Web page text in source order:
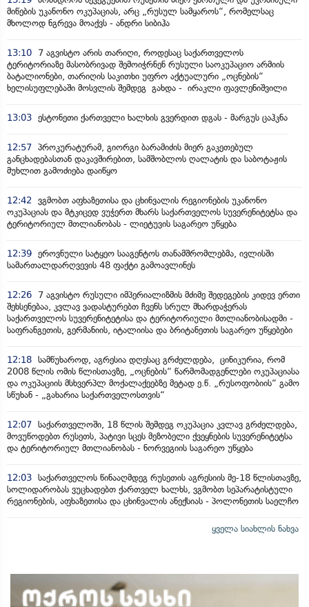
მიწების უკანონო ოკუპაციას, არც „რუსულ სამყაროს“, რომელსაც
მხოლოდ ნგრევა მოაქვს - ანდრი სიბიჰა
13:10
7 აგვისტო არის თარიღი, როდესაც საქართველოს
ტერიტორიაზე მასობრივად შემოიჭრნენ რუსული საოკუპაციო არმიის
ბატალიონები, თარიღის საკითხი უფრო აქტუალური „ოცნების“
ხელისუფლებაში მოსვლის შემდეგ გახდა - ირაკლი ფავლენიშვილი
13:03 ესტონეთი ქართველი ხალხის გვერდით დგას - მარგუს ცაჰკნა
12:57 პროკურატურამ, გიორგი ბარამიძის მიერ გაკეთებულ
განცხადებასთან დაკავშირებით, სამშობლოს ღალატის და საბოტაჟის
მუხლით გამოძიება დაიწყო
12:42
ვგმობთ აფხაზეთისა და ცხინვალის რეგიონების უკანონო
ოკუპაციას და მტკიცედ ვუჭერთ მხარს საქართველოს სუვერენიტეტსა და
ტერიტორიულ მთლიანობას - ლიეტუვის საგარეო უწყება
12:39 ეროვნული სატყეო სააგენტოს თანამშრომლებმა, ივლისში
სამართალდარღვევის 48 ფაქტი გამოავლინეს
12:26
7 აგვისტო რუსული იმპერიალიზმის მძიმე შედეგების კიდევ ერთი
შეხსენებაა, კვლავ ვადასტურებთ ჩვენს სრულ მხარდაჭერას
საქართველოს სუვერენიტეტისა და ტერიტორიული მთლიანობისადმი -
საფრანგეთის, გერმანიის, იტალიისა და ბრიტანეთის საგარეო უწყებები
12:18 სამწუხაროდ, აგრესია დღესაც გრძელდება, ცინიკურია, რომ
2008 წლის ომის წლისთავზე, „ოცნების“ წარმომადგენლები ოკუპაციასა
და ოკუპაციის მსხვერპლ მოქალაქეებზე მეტად ე.წ. „რუსოფობიის“ გამო
სწუხან - „გახარია საქართველოსთვის“
12:07 საქართველოში, 18 წლის შემდეგ ოკუპაცია კვლავ გრძელდება,
მოვუწოდებთ რუსეთს, პატივი სცეს მეზობელი ქვეყნების სუვერენიტეტსა
და ტერიტორიულ მთლიანობას - ნორვეგიის საგარეო უწყება
12:03 საქართველოს წინააღმდეგ რუსეთის აგრესიის მე-18 წლისთავზე,
სოლიდარობას ვუცხადებთ ქართველ ხალხს, ვგმობთ სეპარატისტული
რეგიონების, აფხაზეთისა და ცხინვალის ანექსიას - პოლონეთის საელჩო
ყველა სიახლის ნახვა